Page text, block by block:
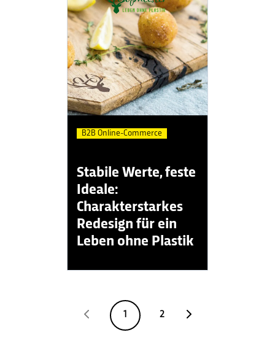
B2B Online-Commerce
Stabile Werte, feste
Ideale:
Charakterstarkes
Redesign für ein
Leben ohne Plastik
1 2